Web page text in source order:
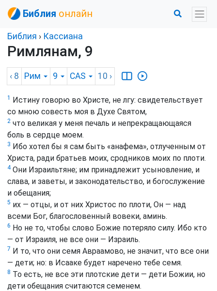
Библия онлайн
Библия › Кассиана
Римлянам, 9
‹ 8 Рим 9 CAS 10 ›
1 Истину говорю во Христе, не лгу: свидетельствует
со мною совесть моя в Духе Святом,
2 что великая у меня печаль и непрекращающаяся
боль в сердце моем.
3 Ибо хотел бы я сам быть «анафема», отлученным от
Христа, ради братьев моих, сродников моих по плоти.
4Они Израильтяне; им принадлежит усыновление, и
слава, и заветы, и законодательство, и богослужение
и обещания;
5 их — отцы, и от них Христос по плоти, Он — над
всеми Бог, благословенный вовеки, аминь.
6 Но не то, чтобы слово Божие потеряло силу. Ибо кто
— от Израиля, не все они — Израиль.
7 И то, что они семя Авраамово, не значит, что все они
— дети; но: в Исааке будет наречено тебе семя.
8 То есть, не все эти плотские дети — дети Божии, но
дети обещания считаются семенем.